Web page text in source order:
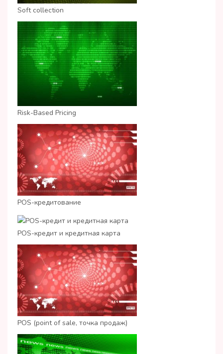
Soft collection
Risk-Based Pricing
POS-кредитование
POS-кредит и кредитная карта
POS (point of sale, точка продаж)